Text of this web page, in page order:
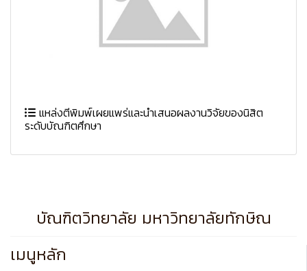
แหล่งตีพิมพ์เผยแพร่และนำเสนอผลงานวิจัยของนิสิต
ระดับบัณฑิตศึกษา
บัณฑิตวิทยาลัย มหาวิทยาลัยทักษิณ
เมนูหลัก